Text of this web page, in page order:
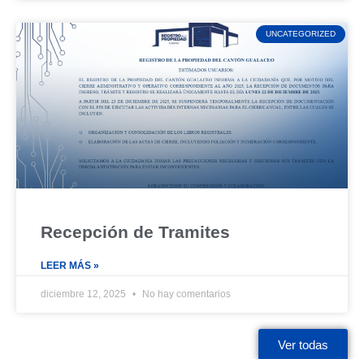
UNCATEGORIZED
Recepción de Tramites
LEER MÁS »
diciembre 12, 2025 No hay comentarios
Ver todas